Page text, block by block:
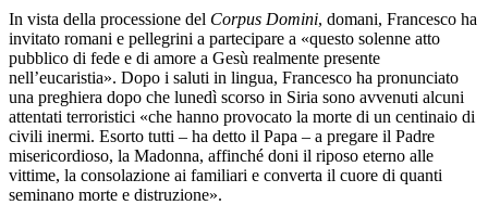
In vista della processione del Corpus Domini, domani, Francesco ha
invitato romani e pellegrini a partecipare a «questo solenne atto
pubblico di fede e di amore a Gesù realmente presente
nell’eucaristia». Dopo i saluti in lingua, Francesco ha pronunciato
una preghiera dopo che lunedì scorso in Siria sono avvenuti alcuni
attentati terroristici «che hanno provocato la morte di un centinaio di
civili inermi. Esorto tutti – ha detto il Papa – a pregare il Padre
misericordioso, la Madonna, affinché doni il riposo eterno alle
vittime, la consolazione ai familiari e converta il cuore di quanti
seminano morte e distruzione».